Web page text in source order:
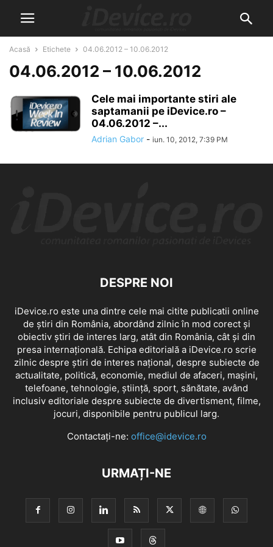
Acasă Etichete 04.06.2012 – 10.06.2012
04.06.2012 – 10.06.2012
Cele mai importante stiri ale
saptamanii pe iDevice.ro –
04.06.2012 –...
Adrian Gabor - iun. 10, 2012, 7:39 PM
DESPRE NOI
iDevice.ro este una dintre cele mai citite publicatii online
de știri din România, abordând zilnic în mod corect și
obiectiv știri de interes larg, atât din România, cât și din
presa internațională. Echipa editorială a iDevice.ro scrie
zilnic despre știri de interes național, despre subiecte de
actualitate, politică, economie, mediul de afaceri, mașini,
telefoane, tehnologie, știință, sport, sănătate, având
inclusiv editoriale despre subiecte de divertisment, filme,
jocuri, disponibile pentru publicul larg.
Contactați-ne: office@idevice.ro
URMAȚI-NE